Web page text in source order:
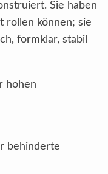
Sie haben
rollen können; sie
formklar, stabil
hohen
behinderte